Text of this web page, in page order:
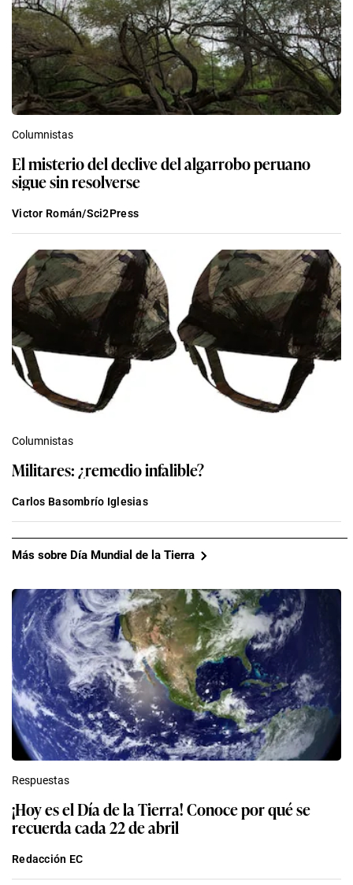
Columnistas
El misterio del declive del algarrobo peruano
sigue sin resolverse
Victor Román/Sci2Press
Columnistas
Militares: ¿remedio infalible?
Carlos Basombrío Iglesias
Más sobre Día Mundial de la Tierra
Respuestas
¡Hoy es el Día de la Tierra! Conoce por qué se
recuerda cada 22 de abril
Redacción EC